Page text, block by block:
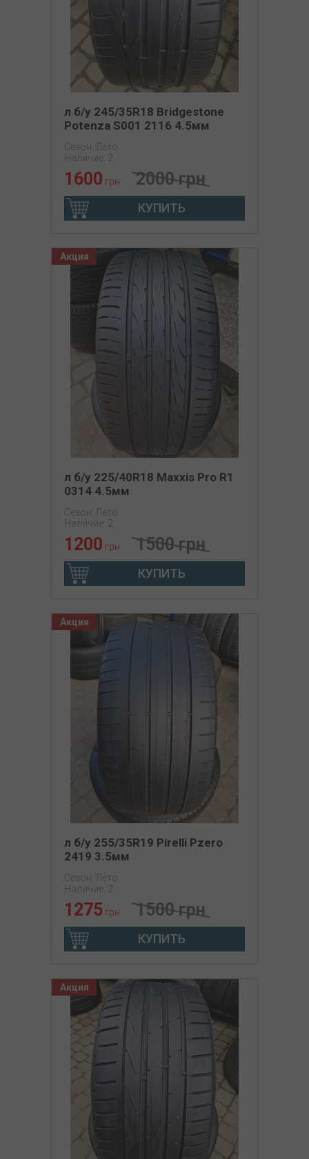
л б/у 245/35R18 Bridgestone
Potenza S001 2116 4.5мм
Сезон: Лето
Наличие: 2
1600 грн 2000 грн
КУПИТЬ
Акция
л б/у 225/40R18 Maxxis Pro R1
0314 4.5мм
Сезон: Лето
Наличие: 2
1200 грн 1500 грн
КУПИТЬ
Акция
л б/у 255/35R19 Pirelli Pzero
2419 3.5мм
Сезон: Лето
Наличие: 2
1275 грн 1500 грн
КУПИТЬ
Акция